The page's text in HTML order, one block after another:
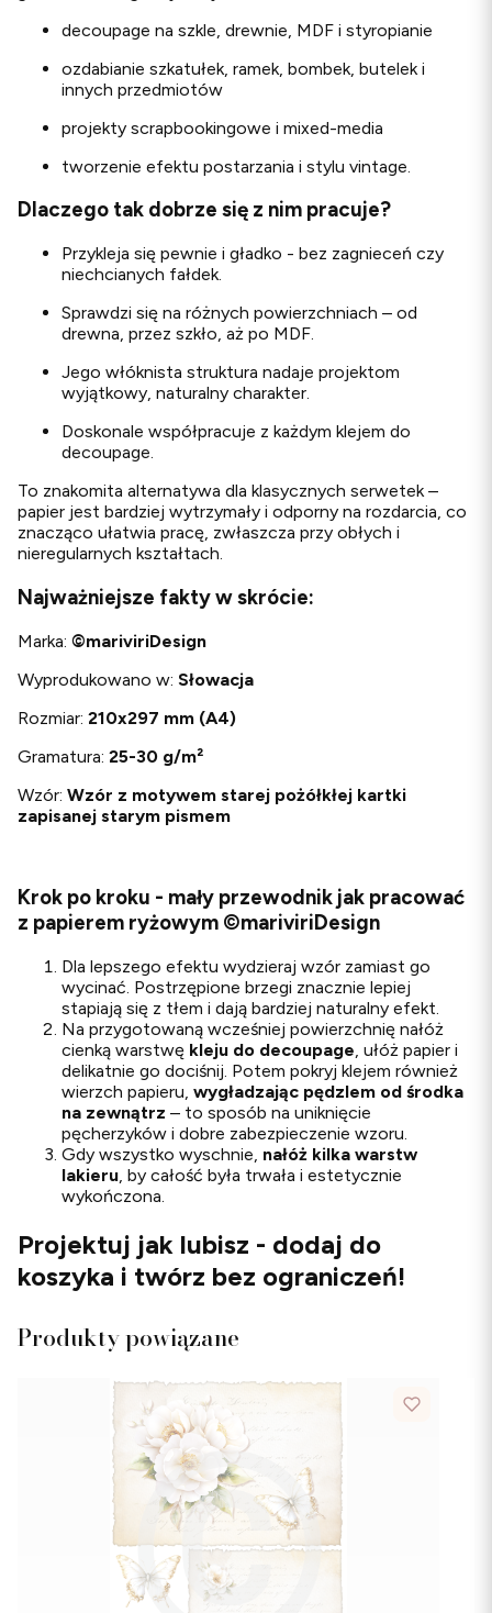
decoupage na szkle, drewnie, MDF i styropianie
ozdabianie szkatułek, ramek, bombek, butelek i
innych przedmiotów
projekty scrapbookingowe i mixed-media
tworzenie efektu postarzania i stylu vintage.
Dlaczego tak dobrze się z nim pracuje?
Przykleja się pewnie i gładko - bez zagnieceń czy
niechcianych fałdek.
Sprawdzi się na różnych powierzchniach – od
drewna, przez szkło, aż po MDF.
Jego włóknista struktura nadaje projektom
wyjątkowy, naturalny charakter.
Doskonale współpracuje z każdym klejem do
decoupage.
To znakomita alternatywa dla klasycznych serwetek –
papier jest bardziej wytrzymały i odporny na rozdarcia, co
znacząco ułatwia pracę, zwłaszcza przy obłych i
nieregularnych kształtach.
Najważniejsze fakty w skrócie:
Marka: ©mariviriDesign
Wyprodukowano w: Słowacja
Rozmiar: 210x297 mm (A4)
Gramatura: 25-30 g/m²
Wzór: Wzór z motywem starej pożółkłej kartki
zapisanej starym pismem
Krok po kroku - mały przewodnik jak pracować
z papierem ryżowym ©mariviriDesign
Dla lepszego efektu wydzieraj wzór zamiast go
wycinać. Postrzępione brzegi znacznie lepiej
stapiają się z tłem i dają bardziej naturalny efekt.
Na przygotowaną wcześniej powierzchnię nałóż
cienką warstwę kleju do decoupage, ułóż papier i
delikatnie go dociśnij. Potem pokryj klejem również
wierzch papieru, wygładzając pędzlem od środka
na zewnątrz – to sposób na uniknięcie
pęcherzyków i dobre zabezpieczenie wzoru.
Gdy wszystko wyschnie, nałóż kilka warstw
lakieru, by całość była trwała i estetycznie
wykończona.
Projektuj jak lubisz - dodaj do
koszyka i twórz bez ograniczeń!
Produkty powiązane